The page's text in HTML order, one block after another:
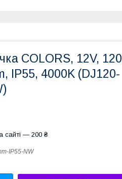
COLORS, 12V, 120
IP55, 4000K (DJ120-
сайті — 200 ₴
IP55-NW